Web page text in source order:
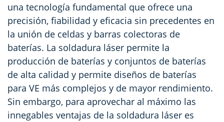
una tecnología fundamental que ofrece una
precisión, fiabilidad y eficacia sin precedentes en
la unión de celdas y barras colectoras de
baterías. La soldadura láser permite la
producción de baterías y conjuntos de baterías
de alta calidad y permite diseños de baterías
para VE más complejos y de mayor rendimiento.
Sin embargo, para aprovechar al máximo las
innegables ventajas de la soldadura láser es